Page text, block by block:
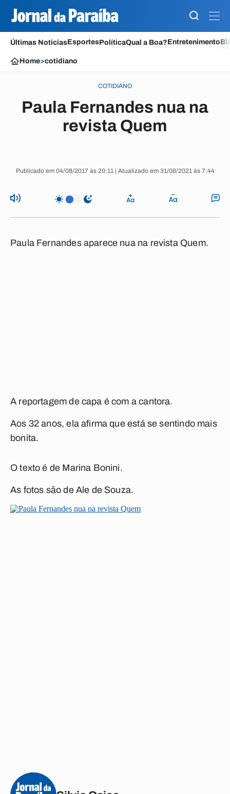
Últimas NotíciasEsportesPolíticaQual a Boa?Entretenimento
Home>cotidiano
COTIDIANO
Paula Fernandes nua na
revista Quem
Publicado em 04/08/2017 às 20:11 | Atualizado em 31/08/2021 às 7:44
Paula Fernandes aparece nua na revista Quem.
A reportagem de capa é com a cantora.
Aos 32 anos, ela afirma que está se sentindo mais
bonita.
O texto é de Marina Bonini.
As fotos são de Ale de Souza.